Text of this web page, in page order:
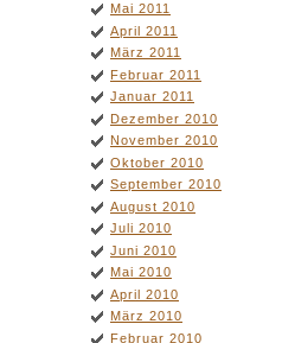
Mai 2011
April 2011
März 2011
Februar 2011
Januar 2011
Dezember 2010
November 2010
Oktober 2010
September 2010
August 2010
Juli 2010
Juni 2010
Mai 2010
April 2010
März 2010
Februar 2010